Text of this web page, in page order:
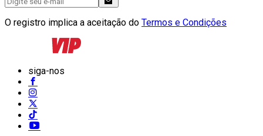
O registro implica a aceitação do Termos e Condições
siga-nos